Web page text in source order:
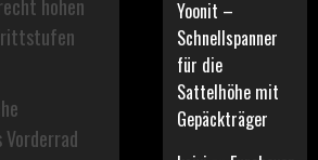
hohen
Yoonit –
Schnellspanner
für die
Sattelhöhe mit
Gepäckträger